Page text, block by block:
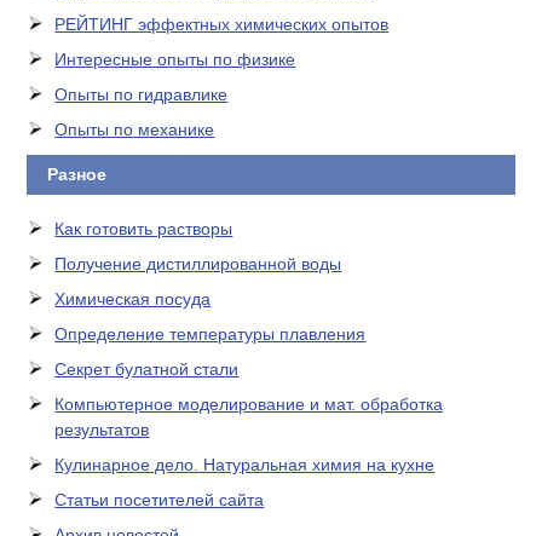
РЕЙТИНГ эффектных химических опытов
Интересные опыты по физике
Опыты по гидравлике
Опыты по механике
Разное
Как готовить растворы
Получение дистиллированной воды
Химическая посуда
Определение температуры плавления
Секрет булатной стали
Компьютерное моделирование и мат. обработка
результатов
Кулинарное дело. Натуральная химия на кухне
Статьи посетителей сайта